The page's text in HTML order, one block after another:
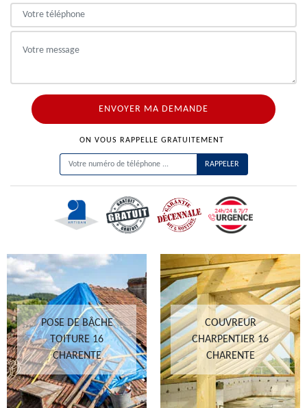
ON VOUS RAPPELLE GRATUITEMENT
POSE DE BÂCHE
TOITURE 16
CHARENTE
COUVREUR
CHARPENTIER 16
CHARENTE